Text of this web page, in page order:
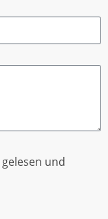
gelesen und